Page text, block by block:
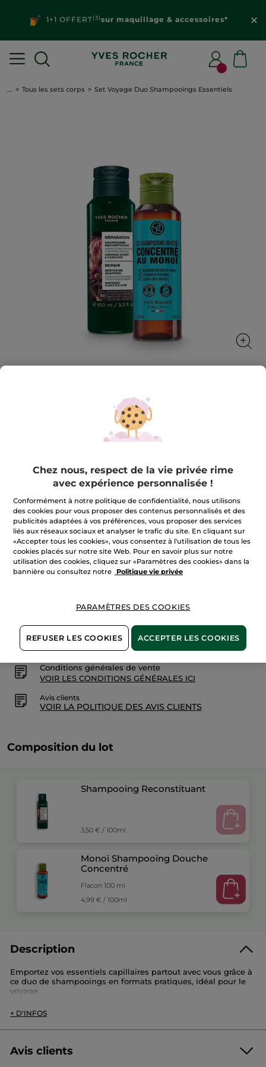
1+1 OFFERT(3)sur maquillage & accessoires*
... Tous les sets corps Set Voyage Duo Shampooings Essentiels
Set Voyage Duo Shampooings
Essentiels
5.0 ★★★★★
★★★★★
5
5
étoiles.
les
avis
sur
Voyage
Duo
Shampooings
(3) AJOUTER UN AVIS
8,49 €
Quantité
AJOUTER AU PANIER
Livraison à partir du12/08
Paiement sécurisé
Satisfait ou remboursé
Conditions générales de vente
VOIR LES CONDITIONS GÉNÉRALES ICI
Avis clients
VOIR LA POLITIQUE DES AVIS CLIENTS
Composition du lot
Shampooing Reconstituant
3,50 € / 100ml
Monoï Shampooing Douche
Concentré
Flacon 100 ml
4,99 € / 100ml
Description
Emportez vos essentiels capillaires partout avec vous grâce à
ce duo de shampooings en formats pratiques, idéal pour le
voyage.
Ce set contient :
- Shampooing Douche Concentré Monoï (100ml) :
concentrée et à base lavante 100% d’origine végétale, nettoie
délicatement la peau et les cheveux tout en respectant leur
+ D'INFOS
Avis clients
Chez nous, respect de la vie privée rime
avec expérience personnalisée !
Conformément à notre politique de confidentialité, nous utilisons
des cookies pour vous proposer des contenus personnalisés et des
publicités adaptées à vos préférences, vous proposer des services
liés aux réseaux sociaux et analyser le trafic du site. En cliquant sur
«Accepter tous les cookies», vous consentez à l'utilisation de tous les
cookies placés sur notre site Web. Pour en savoir plus sur notre
utilisation des cookies, cliquez sur «Paramètres des cookies» dans la
bannière ou consultez notre
Politique vie privée
PARAMÈTRES DES COOKIES
REFUSER LES COOKIES ACCEPTER LES COOKIES